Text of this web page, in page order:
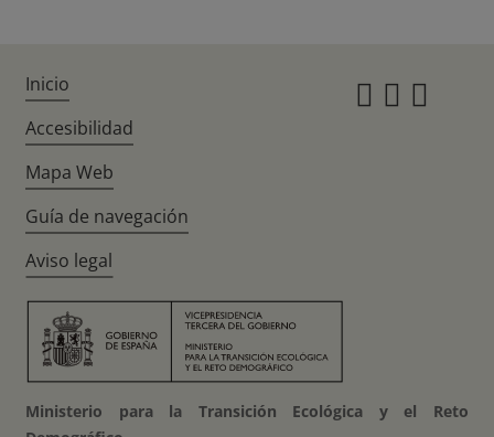
Inicio
Accesibilidad
Mapa Web
Guía de navegación
Aviso legal
Ministerio para la Transición Ecológica y el Reto